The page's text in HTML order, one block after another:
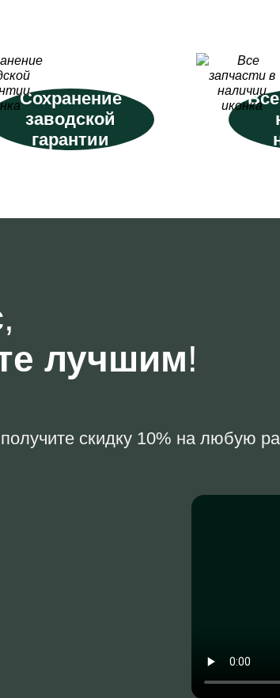
Сохранение
заводской
гарантии
лучшим!
скидку 10% на любую